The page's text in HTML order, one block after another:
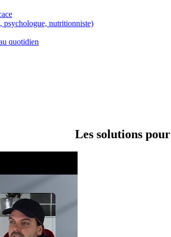
psychologue, nutritionniste)
quotidien
Les solutions